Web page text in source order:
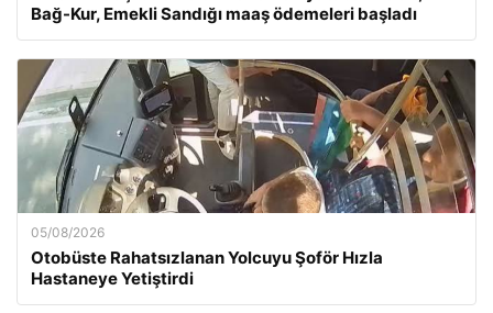
Bağ-Kur, Emekli Sandığı maaş ödemeleri başladı
05/08/2026
Otobüste Rahatsızlanan Yolcuyu Şoför Hızla
Hastaneye Yetiştirdi